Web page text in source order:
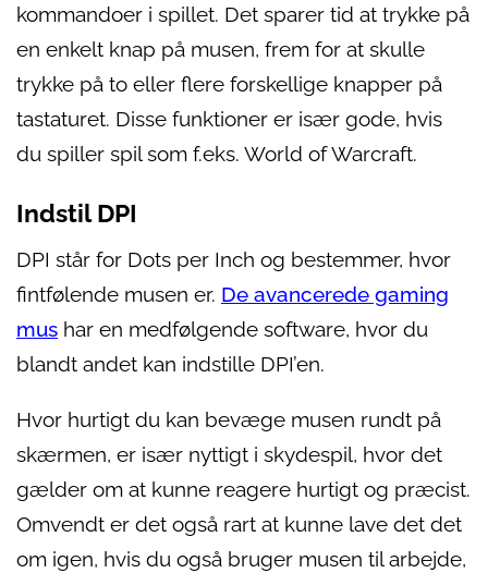
kommandoer i spillet. Det sparer tid at trykke på
en enkelt knap på musen, frem for at skulle
trykke på to eller flere forskellige knapper på
tastaturet. Disse funktioner er især gode, hvis
du spiller spil som f.eks. World of Warcraft.
Indstil DPI
DPI står for Dots per Inch og bestemmer, hvor
fintfølende musen er. De avancerede gaming
mus har en medfølgende software, hvor du
blandt andet kan indstille DPI’en.
Hvor hurtigt du kan bevæge musen rundt på
skærmen, er især nyttigt i skydespil, hvor det
gælder om at kunne reagere hurtigt og præcist.
Omvendt er det også rart at kunne lave det det
om igen, hvis du også bruger musen til arbejde,